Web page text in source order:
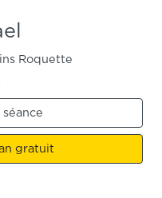
Roquette
séance
gratuit